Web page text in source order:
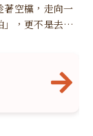
著空欓，走向一
」，更不是去